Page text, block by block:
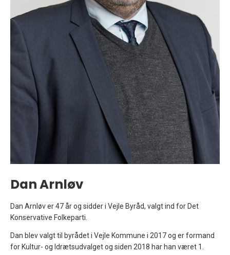
Dan Arnløv
Dan Arnløv er 47 år og sidder i Vejle Byråd, valgt ind for Det
Konservative Folkeparti.
Dan blev valgt til byrådet i Vejle Kommune i 2017 og er formand
for Kultur- og Idrætsudvalget og siden 2018 har han været 1.